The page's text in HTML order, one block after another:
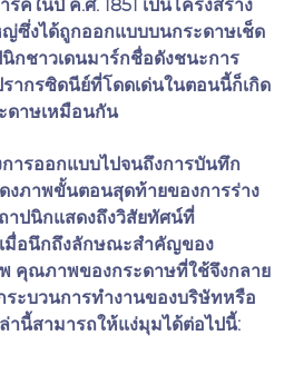
คในปี ค.ศ. 1851 เป็นโครงสร้าง
ซึ่งได้ถูกออกแบบบนกระดาษเช็ด
กชาวเดนมาร์กชื่อดังชนะการ
ากรซิดนีย์ที่โดดเด่นในตอนนี้ก็เกิด
ดาษเหมือนกัน
ารออกแบบไปจนถึงการบันทึก
งภาพขั้นตอนสุดท้ายของการร่าง
าปนิกแสดงถึงวิสัยทัศน์ที่
เมื่อนึกถึงลักษณะสำคัญของ
คุณภาพของกระดาษที่ใช้จึงกลาย
ระบวนการทำงานของบริษัทหรือ
านี้สามารถให้แง่มุมได้ต่อไปนี้: